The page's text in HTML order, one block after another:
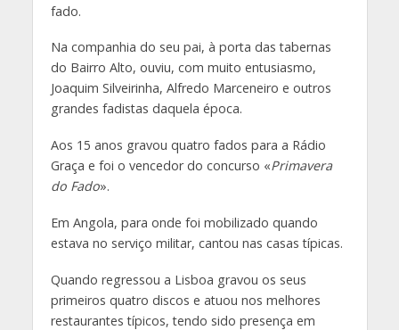
fado.
Na companhia do seu pai, à porta das tabernas
do Bairro Alto, ouviu, com muito entusiasmo,
Joaquim Silveirinha, Alfredo Marceneiro e outros
grandes fadistas daquela época.
Aos 15 anos gravou quatro fados para a Rádio
Graça e foi o vencedor do concurso «Primavera
do Fado».
Em Angola, para onde foi mobilizado quando
estava no serviço militar, cantou nas casas típicas.
Quando regressou a Lisboa gravou os seus
primeiros quatro discos e atuou nos melhores
restaurantes típicos, tendo sido presença em